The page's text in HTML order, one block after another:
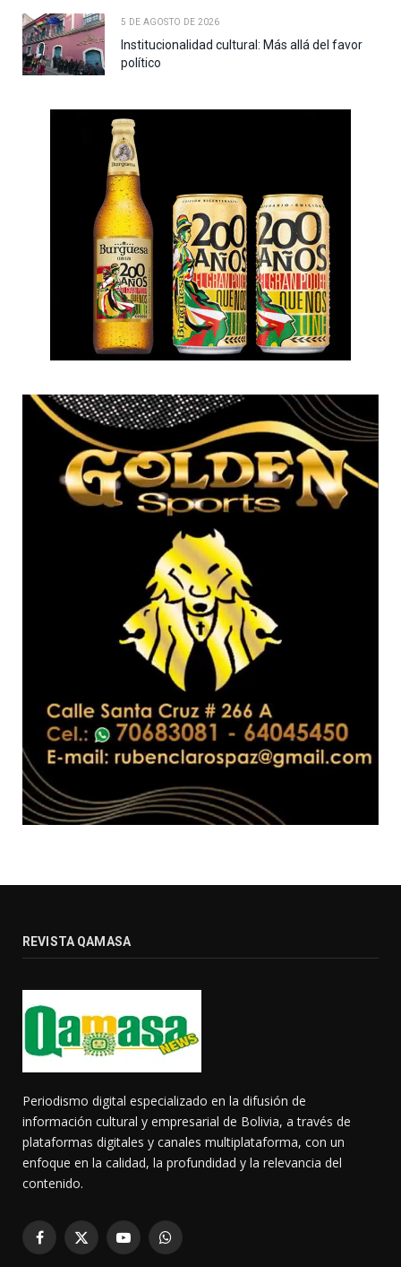
5 DE AGOSTO DE 2026
Institucionalidad cultural: Más allá del favor
político
REVISTA QAMASA
Periodismo digital especializado en la difusión de
información cultural y empresarial de Bolivia, a través de
plataformas digitales y canales multiplataforma, con un
enfoque en la calidad, la profundidad y la relevancia del
contenido.
Facebook
X
YouTubeWhatsApp